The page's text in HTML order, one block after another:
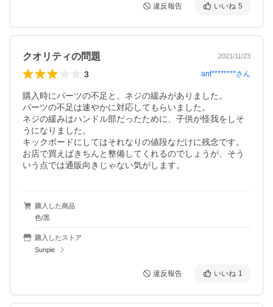
違反報告 いいね 5
クオリティの問題 2021/11/23
3 ant********さん
購入時にパーツの不足と、ネジの緩みがありました。
パーツの不足は速やかに対応してもらいました。
ネジの緩みはハンドル部だったために、子供が怪我をしそ
うになりました。
キックボードにしてはそれなりの値段なだけに残念です。
お店で買えばきちんと整備してくれるのでしょうが、そう
いう点では通販向きじゃない気がします。
購入した商品
色/黒
購入したストア
Sunpie
違反報告 いいね 1